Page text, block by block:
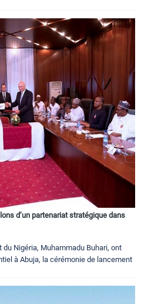
d’un partenariat stratégique dans
Nigéria, Muhammadu Buhari, ont
à Abuja, la cérémonie de lancement